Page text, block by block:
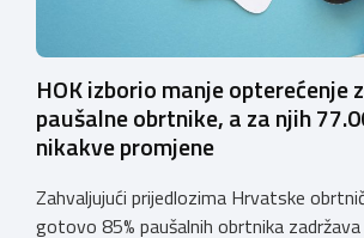
HOK izborio manje opterećenje
paušalne obrtnike, a za njih
nikakve promjene
Zahvaljujući prijedlozima Hrvatske
gotovo 85% paušalnih obrtnika